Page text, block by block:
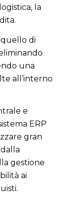
la
quello di
una
all’interno
e
ERP
gran
gestione
ai